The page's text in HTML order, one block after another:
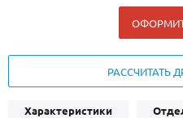
ДОСТАВКА
РАССЧИТАТЬ
Характеристики